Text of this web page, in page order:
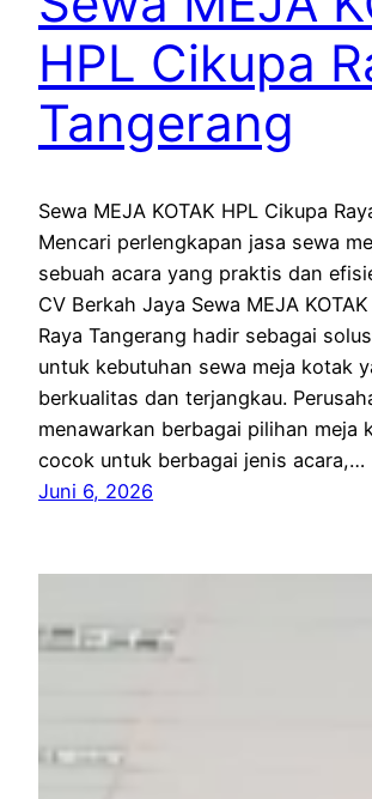
HPL Cikupa
Tangerang
Sewa MEJA KOTAK HPL Cikupa
Mencari perlengkapan jasa sewa
sebuah acara yang praktis dan
CV Berkah Jaya Sewa MEJA
Raya Tangerang hadir sebagai
untuk kebutuhan sewa meja kotak
berkualitas dan terjangkau.
menawarkan berbagai pilihan meja
cocok untuk berbagai jenis acara,…
Juni 6, 2026